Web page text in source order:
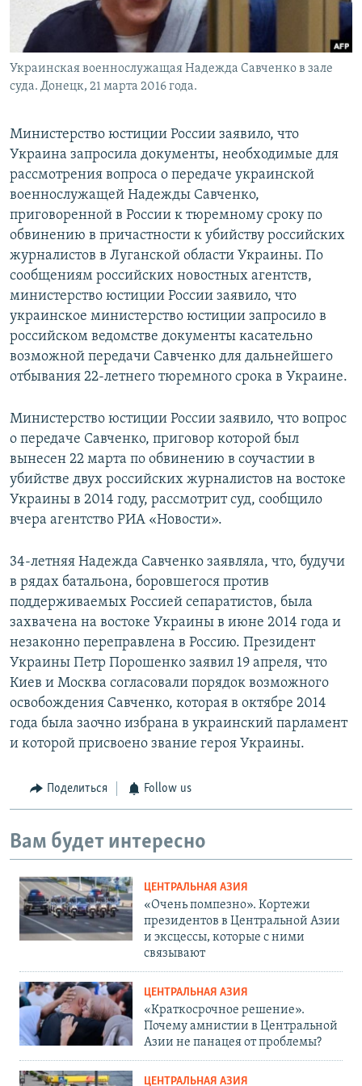
Украинская военнослужащая Надежда Савченко в зале
суда. Донецк, 21 марта 2016 года.
Министерство юстиции России заявило, что
Украина запросила документы, необходимые для
рассмотрения вопроса о передаче украинской
военнослужащей Надежды Савченко,
приговоренной в России к тюремному сроку по
обвинению в причастности к убийству российских
журналистов в Луганской области Украины. По
сообщениям российских новостных агентств,
министерство юстиции России заявило, что
украинское министерство юстиции запросило в
российском ведомстве документы касательно
возможной передачи Савченко для дальнейшего
отбывания 22-летнего тюремного срока в Украине.
Министерство юстиции России заявило, что вопрос
о передаче Савченко, приговор которой был
вынесен 22 марта по обвинению в соучастии в
убийстве двух российских журналистов на востоке
Украины в 2014 году, рассмотрит суд, сообщило
вчера агентство РИА «Новости».
34-летняя Надежда Савченко заявляла, что, будучи
в рядах батальона, боровшегося против
поддерживаемых Россией сепаратистов, была
захвачена на востоке Украины в июне 2014 года и
незаконно переправлена в Россию. Президент
Украины Петр Порошенко заявил 19 апреля, что
Киев и Москва согласовали порядок возможного
освобождения Савченко, которая в октябре 2014
года была заочно избрана в украинский парламент
и которой присвоено звание героя Украины.
Поделиться Follow us
Вам будет интересно
ЦЕНТРАЛЬНАЯ АЗИЯ
«Очень помпезно». Кортежи
президентов в Центральной Азии
и эксцессы, которые с ними
связывают
ЦЕНТРАЛЬНАЯ АЗИЯ
«Краткосрочное решение».
Почему амнистии в Центральной
Азии не панацея от проблемы?
ЦЕНТРАЛЬНАЯ АЗИЯ